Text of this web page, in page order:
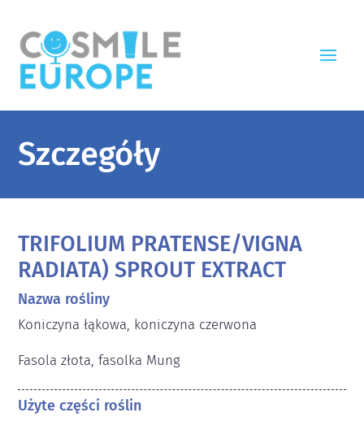
Szczegóły
TRIFOLIUM PRATENSE/VIGNA
RADIATA) SPROUT EXTRACT
Nazwa rośliny
Koniczyna łąkowa, koniczyna czerwona
Fasola złota, fasolka Mung
Użyte części roślin